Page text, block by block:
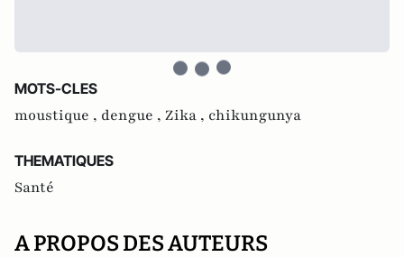
MOTS-CLES
moustique , dengue , Zika , chikungunya
THEMATIQUES
Santé
A PROPOS DES AUTEURS